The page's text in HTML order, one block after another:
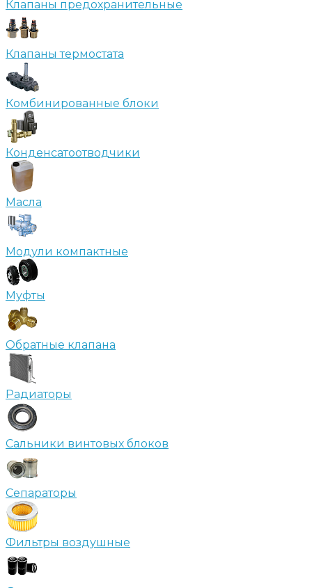
Клапаны предохранительные
Клапаны термостата
Комбинированные блоки
Конденсатоотводчики
Масла
Модули компактные
Муфты
Обратные клапана
Радиаторы
Сальники винтовых блоков
Сепараторы
Фильтры воздушные